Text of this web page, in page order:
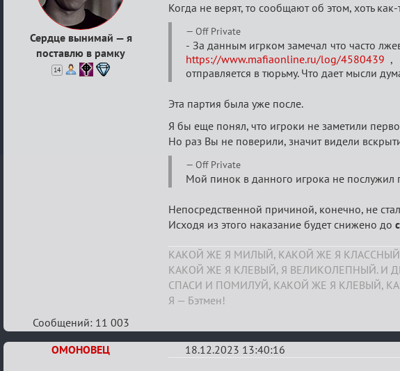
Сердце вынимай — я
поставлю в рамку
14
делу
Асскело,
перечень
миров,
Gover
Man
от
19.11.2023
Когда не верят, то сообщают об этом, хоть
Off Private
- За данным игрком замечал что часто
https://www.mafiaonline.ru/log/4580439 ,
отправляется в тюрьму. Что дает мысли
Эта партия была уже после.
Я бы еще понял, что игроки не заметили
Но раз Вы не поверили, значит видели
Off Private
Мой пинок в данного игрока не
Непосредственной причиной, конечно, не
Исходя из этого наказание будет снижено до
КАКОЙ ЖЕ Я МИЛЫЙ, КАКОЙ ЖЕ Я
КАКОЙ ЖЕ Я КЛЕВЫЙ, Я ВЕЛИКОЛЕПНЫЙ. И
СПАСИ И ПОМИЛУЙ, КАКОЙ ЖЕ Я КЛЕВЫЙ,
Я — Бэтмен!
Сообщений: 11 003
ОМОНОВЕЦ
18.12.2023 13:40:16